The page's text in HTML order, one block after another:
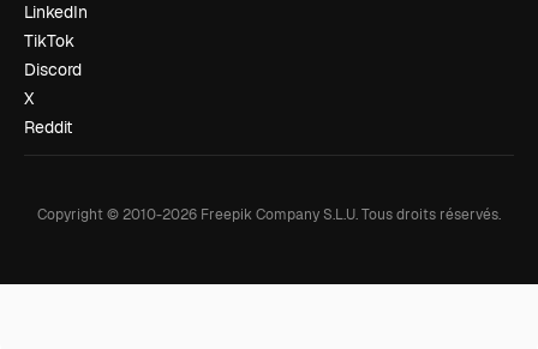
LinkedIn
TikTok
Discord
X
Reddit
Copyright © 2010-2026 Freepik Company S.L.U.Tous droits réservés.